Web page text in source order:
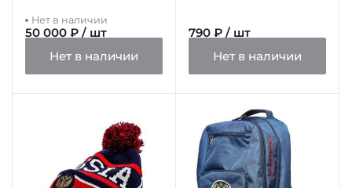
2018"
Нет в наличии
50 000 ₽ / шт
Нет в наличии
790 ₽ / шт
Нет в наличии